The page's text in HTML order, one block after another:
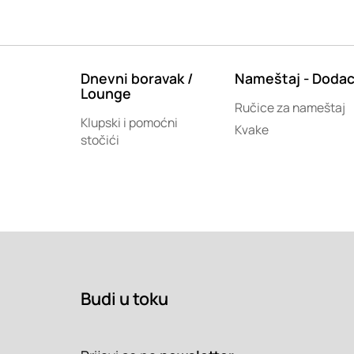
Dnevni boravak /
Lounge
Klupski i pomoćni
stočići
Nameštaj -
Ručice za nameštaj
Kvake
Budi u toku